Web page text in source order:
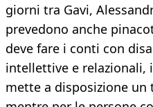
giorni tra Gavi,
prevedono anche
deve fare i conti con
intellettive e relazionali,
mette a disposizione un